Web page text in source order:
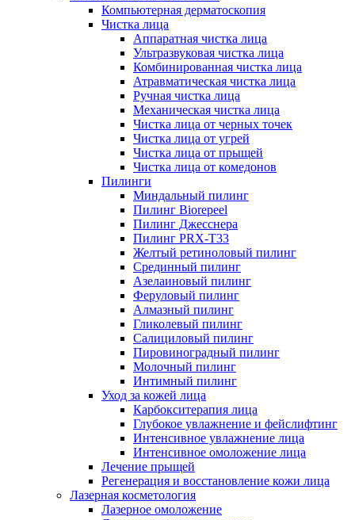
Компьютерная дерматоскопия
Чистка лица
Аппаратная чистка лица
Ультразвуковая чистка лица
Комбинированная чистка лица
Атравматическая чистка лица
Ручная чистка лица
Механическая чистка лица
Чистка лица от черных точек
Чистка лица от угрей
Чистка лица от прыщей
Чистка лица от комедонов
Пилинги
Миндальный пилинг
Пилинг Biorepeel
Пилинг Джесснера
Пилинг PRX-T33
Желтый ретиноловый пилинг
Срединный пилинг
Азелаиновый пилинг
Феруловый пилинг
Алмазный пилинг
Гликолевый пилинг
Салициловый пилинг
Пировиноградный пилинг
Молочный пилинг
Интимный пилинг
Уход за кожей лица
Карбокситерапия лица
Глубокое увлажнение и фейслифтинг
Интенсивное увлажнение лица
Интенсивное омоложение лица
Лечение прыщей
Регенерация и восстановление кожи лица
Лазерная косметология
Лазерное омоложение